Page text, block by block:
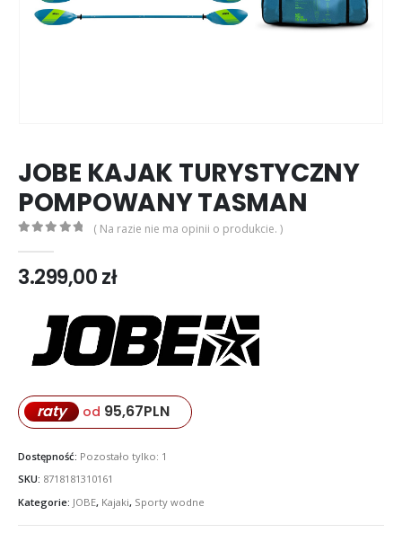
JOBE KAJAK TURYSTYCZNY
POMPOWANY TASMAN
( Na razie nie ma opinii o produkcie. )
3.299,00zł
raty od 95,67PLN
Dostępność: Pozostało tylko: 1
SKU: 8718181310161
Kategorie: JOBE, Kajaki, Sporty wodne